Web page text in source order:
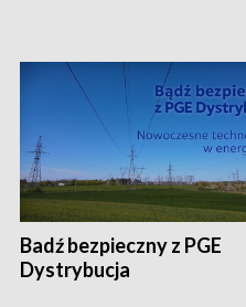
Badź bezpieczny z PGE
Dystrybucja